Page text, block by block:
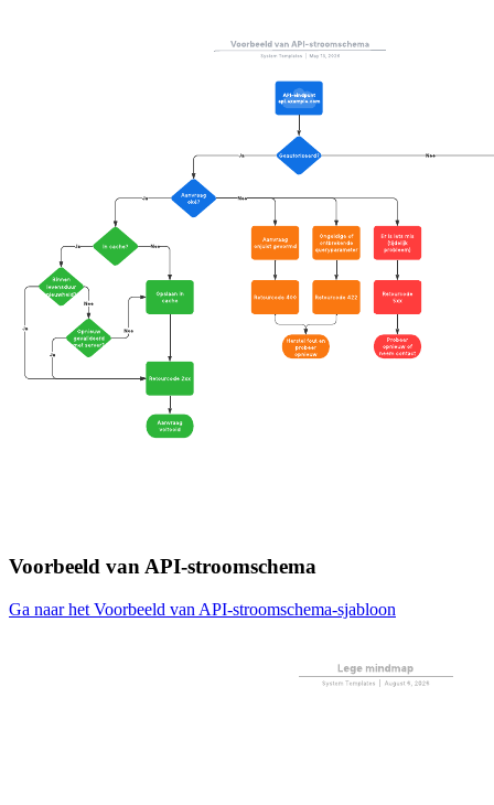
Voorbeeld van API-stroomschema
Ga naar het Voorbeeld van API-stroomschema-sjabloon